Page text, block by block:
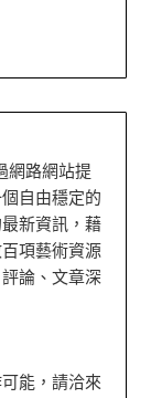
網路網站提
自由穩定的
新資訊，藉
項藝術資源
論、文章深
能，請洽來